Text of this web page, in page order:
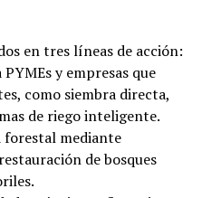
en tres líneas de acción:
y empresas que
como siembra directa,
de riego inteligente.
forestal mediante
de bosques